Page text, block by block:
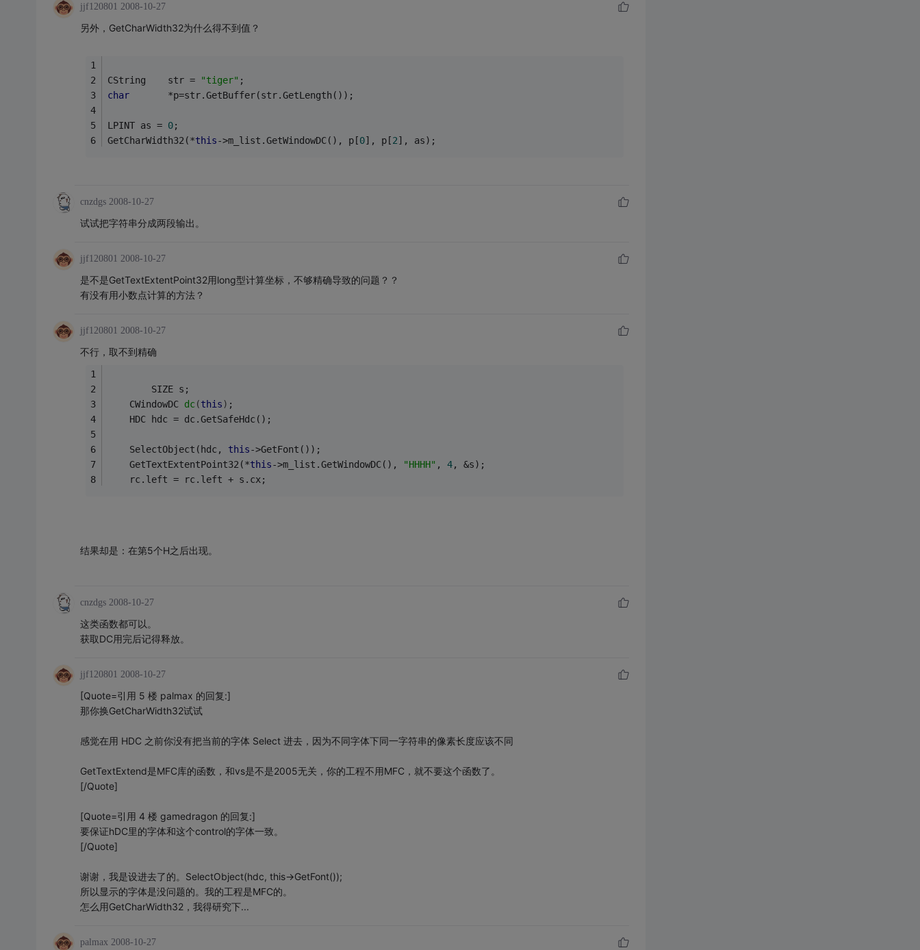
jjf120801 2008-10-27
另外，GetCharWidth32为什么得不到值？
CString    str = "tiger" ;
char
       *p=str.GetBuffer(str.GetLength());
LPINT as = 0;
GetCharWidth32(*this->m_list.GetWindowDC(), p[0], p[2], as);
cnzdgs 2008-10-27
试试把字符串分成两段输出。
jjf120801 2008-10-27
是不是GetTextExtentPoint32用long型计算坐标，不够精确导致的问题？？
有没有用小数点计算的方法？
jjf120801 2008-10-27
不行，取不到精确
        SIZE s;
CWindowDC dc(this) ;
	HDC hdc = dc.GetSafeHdc();
	SelectObject(hdc,
this->GetFont());
	GetTextExtentPoint32(*
this->m_list.GetWindowDC(), "HHHH" , 4, &s);
	rc.left = rc.left + s.cx;
结果却是：在第5个H之后出现。
cnzdgs 2008-10-27
这类函数都可以。
获取DC用完后记得释放。
jjf120801 2008-10-27
[Quote=引用 5 楼 palmax 的回复:]
那你换GetCharWidth32试试
感觉在用 HDC 之前你没有把当前的字体 Select 进去，因为不同字体下同一字符串的像素长度应该不同
GetTextExtend是MFC库的函数，和vs是不是2005无关，你的工程不用MFC，就不要这个函数了。
[/Quote]
[Quote=引用 4 楼 gamedragon 的回复:]
要保证hDC里的字体和这个control的字体一致。
[/Quote]
谢谢，我是设进去了的。SelectObject(hdc, this->GetFont());
所以显示的字体是没问题的。我的工程是MFC的。
怎么用GetCharWidth32，我得研究下...
palmax 2008-10-27